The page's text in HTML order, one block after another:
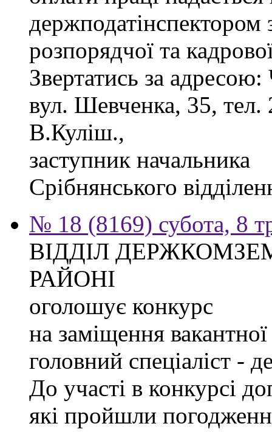
держподатінспектором
розпорядчої та
Звертатись за адресою:
вул. Шевченка, 35,
В.Куліш.,
заступник начальника
Срібнянського
№ 18 (8169) субота, 8
ВІДДІЛ
РАЙОНІ
оголошує конкурс
на заміщення вакантної
головний спеціаліст -
До участі в конкурсі
які пройшли